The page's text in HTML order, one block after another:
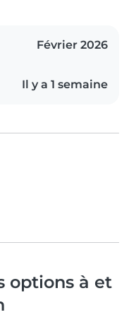
Février 2026
Il y a 1 semaine
options à et